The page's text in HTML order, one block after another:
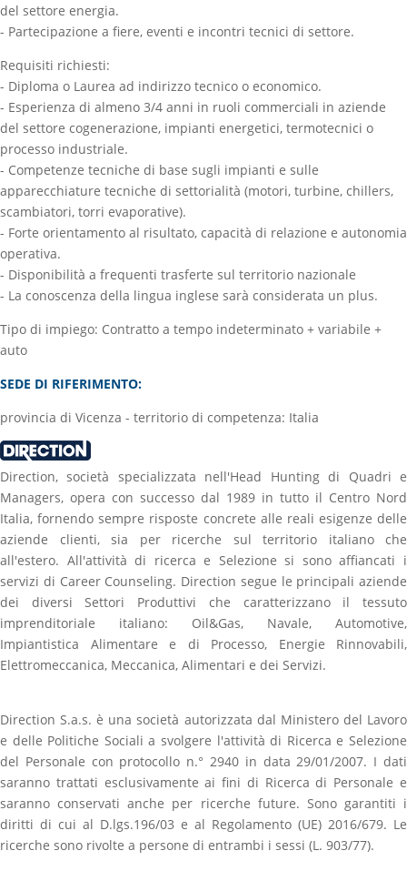
del settore energia.
- Partecipazione a fiere, eventi e incontri tecnici di settore.
Requisiti richiesti:
- Diploma o Laurea ad indirizzo tecnico o economico.
- Esperienza di almeno 3/4 anni in ruoli commerciali in aziende
del settore cogenerazione, impianti energetici, termotecnici o
processo industriale.
- Competenze tecniche di base sugli impianti e sulle
apparecchiature tecniche di settorialità (motori, turbine, chillers,
scambiatori, torri evaporative).
- Forte orientamento al risultato, capacità di relazione e autonomia
operativa.
- Disponibilità a frequenti trasferte sul territorio nazionale
- La conoscenza della lingua inglese sarà considerata un plus.
Tipo di impiego: Contratto a tempo indeterminato + variabile +
auto
SEDE DI RIFERIMENTO:
provincia di Vicenza - territorio di competenza: Italia
Direction, società specializzata nell'Head Hunting di Quadri e
Managers, opera con successo dal 1989 in tutto il Centro Nord
Italia, fornendo sempre risposte concrete alle reali esigenze delle
aziende clienti, sia per ricerche sul territorio italiano che
all'estero. All'attività di ricerca e Selezione si sono affiancati i
servizi di Career Counseling. Direction segue le principali aziende
dei diversi Settori Produttivi che caratterizzano il tessuto
imprenditoriale italiano: Oil&Gas, Navale, Automotive,
Impiantistica Alimentare e di Processo, Energie Rinnovabili,
Elettromeccanica, Meccanica, Alimentari e dei Servizi.
Direction S.a.s. è una società autorizzata dal Ministero del Lavoro
e delle Politiche Sociali a svolgere l'attività di Ricerca e Selezione
del Personale con protocollo n.° 2940 in data 29/01/2007. I dati
saranno trattati esclusivamente ai fini di Ricerca di Personale e
saranno conservati anche per ricerche future. Sono garantiti i
diritti di cui al D.lgs.196/03 e al Regolamento (UE) 2016/679. Le
ricerche sono rivolte a persone di entrambi i sessi (L. 903/77).